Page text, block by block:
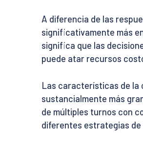
A diferencia de las
significativamente más
significa que las
puede atar recursos
Las características de la
sustancialmente más
de múltiples turnos con
diferentes estrategias de